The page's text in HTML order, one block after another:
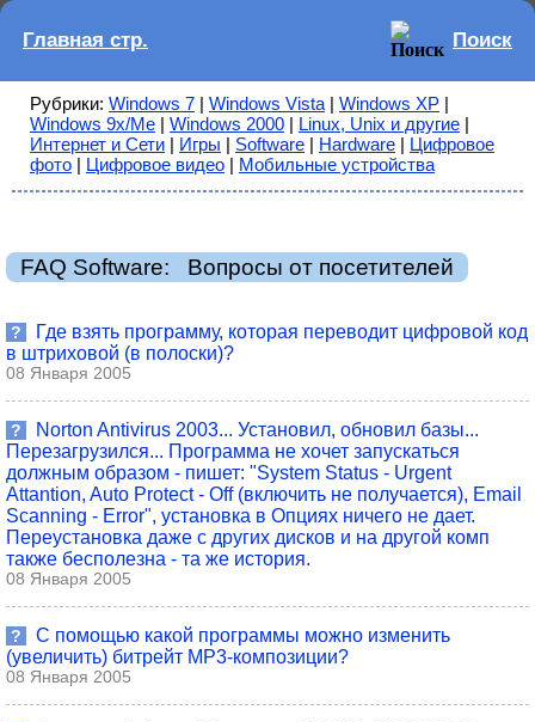
Главная стр. Поиск
Рубрики: Windows 7 | Windows Vista | Windows XP |
Windows 9x/Me | Windows 2000 | Linux, Unix и другие |
Интернет и Сети | Игры | Software | Hardware | Цифровое
фото | Цифровое видео | Мобильные устройства
FAQ Software: Вопросы от посетителей
?
Где взять программу, которая переводит цифровой код
в штриховой (в полоски)?
08 Января 2005
?
Norton Antivirus 2003... Установил, обновил базы...
Перезагрузился... Программа не хочет запускаться
должным образом - пишет: "System Status - Urgent
Attantion, Auto Protect - Off (включить не получается), Email
Scanning - Error", установка в Опциях ничего не дает.
Переустановка даже с других дисков и на другой комп
также бесполезна - та же история.
08 Января 2005
?
С помощью какой программы можно изменить
(увеличить) битрейт MP3-композиции?
08 Января 2005